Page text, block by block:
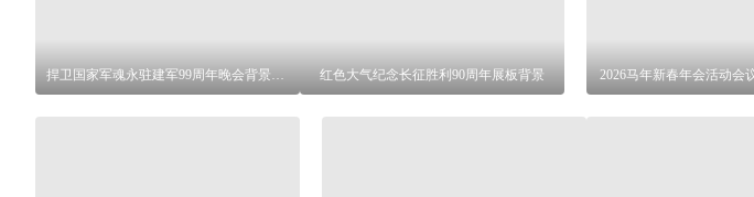
捍卫国家军魂永驻建军99周年晚会背景展板 红色大气纪念长征胜利90周年展板背景 2026马年新春年会活动会